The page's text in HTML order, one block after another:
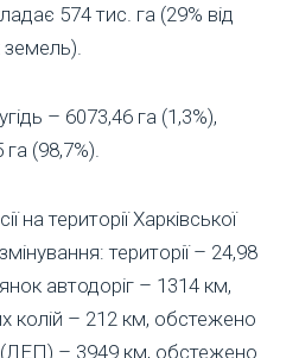
574 тис. га (29% від
– 6073,46 га (1,3%),
(98,7%).
на території Харківської
території – 24,98
автодоріг – 1314 км,
колій – 212 км, обстежено
(ЛЕП) – 3949 км, обстежено